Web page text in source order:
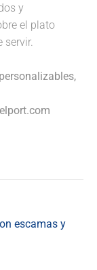
y
el plato
servir.
escamas y